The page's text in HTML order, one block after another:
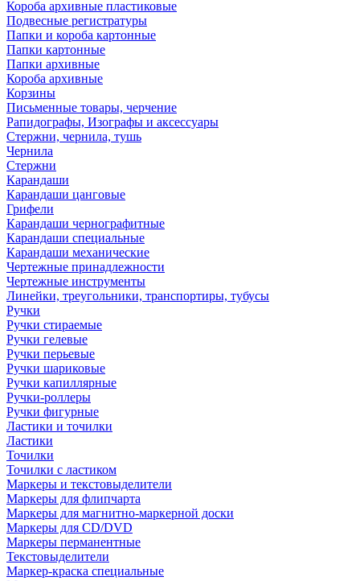
Короба архивные пластиковые
Подвесные регистратуры
Папки и короба картонные
Папки картонные
Папки архивные
Короба архивные
Корзины
Письменные товары, черчение
Рапидографы, Изографы и аксессуары
Стержни, чернила, тушь
Чернила
Стержни
Карандаши
Карандаши цанговые
Грифели
Карандаши чернографитные
Карандаши специальные
Карандаши механические
Чертежные принадлежности
Чертежные инструменты
Линейки, треугольники, транспортиры, тубусы
Ручки
Ручки стираемые
Ручки гелевые
Ручки перьевые
Ручки шариковые
Ручки капиллярные
Ручки-роллеры
Ручки фигурные
Ластики и точилки
Ластики
Точилки
Точилки с ластиком
Маркеры и текстовыделители
Маркеры для флипчарта
Маркеры для магнитно-маркерной доски
Маркеры для CD/DVD
Маркеры перманентные
Текстовыделители
Маркер-краска специальные